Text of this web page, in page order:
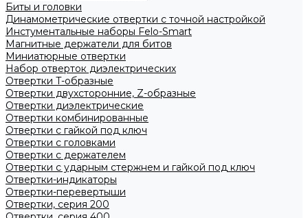
Биты и головки
Динамометрические отвертки с точной настройкой
Инстументальные наборы Felo-Smart
Магнитные держатели для битов
Миниатюрные отвертки
Набор отверток диэлектрических
Отвертки T-образные
Отвертки двухсторонние, Z-образные
Отвертки диэлектрические
Отвертки комбинированные
Отвертки с гайкой под ключ
Отвертки с головками
Отвертки с держателем
Отвертки с ударным стержнем и гайкой под ключ
Отвертки-индикаторы
Отвертки-перевертыши
Отвертки, серия 200